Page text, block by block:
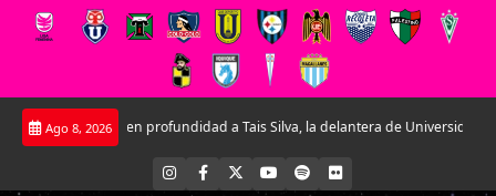
Saltar
Ago 8, 2026
Conociendo en profundidad a Tais Silva, la delantera de Universidad
INSTAGRAM
FACEBOOK YOUTUBE
SPOTIFYFLICKR